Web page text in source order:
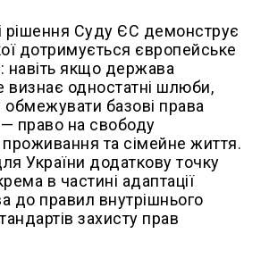
рішення Суду ЄС демонструє
дотримується європейське
навіть якщо держава
визнає одностатні шлюби,
базові права
право на свободу
та сімейне життя.
України додаткову точку
в частині адаптації
до правил внутрішнього
захисту прав